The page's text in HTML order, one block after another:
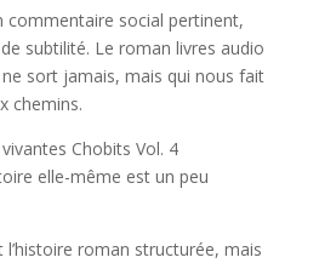
commentaire social pertinent,
subtilité. Le roman livres audio
sort jamais, mais qui nous fait
chemins.
Chobits Vol. 4
elle-même est un peu
l’histoire roman structurée, mais